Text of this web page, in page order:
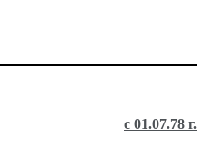
с 01.07.78 г.